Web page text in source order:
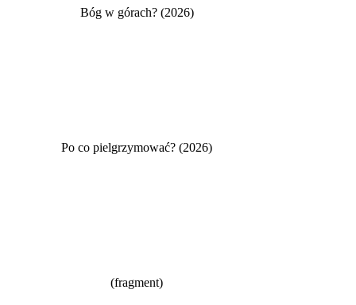
Bóg w górach? (2026)
Po co pielgrzymować? (2026)
(fragment)